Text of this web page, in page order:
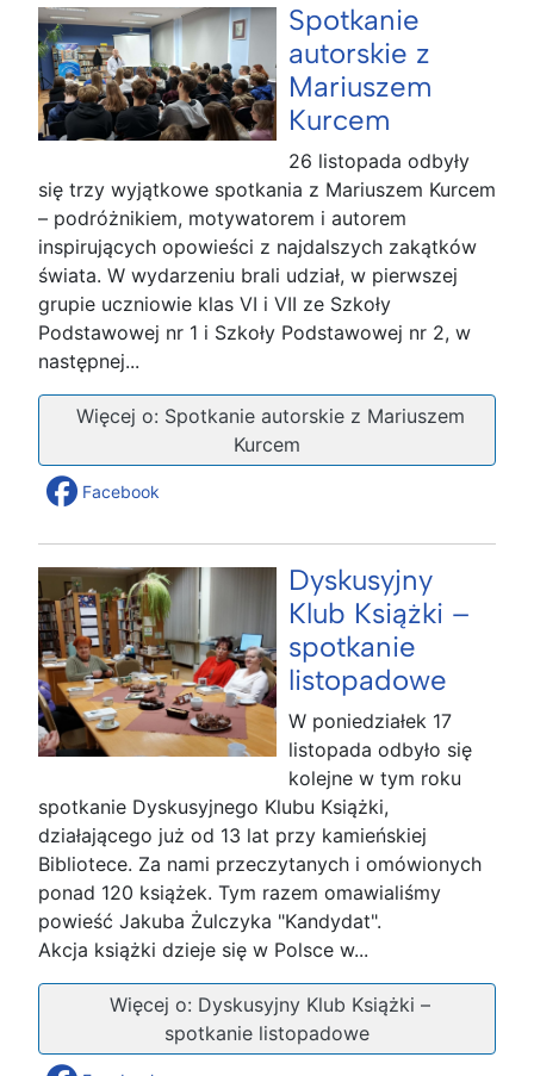
Spotkanie
autorskie z
Mariuszem
Kurcem
26 listopada odbyły
się trzy wyjątkowe spotkania z Mariuszem Kurcem
– podróżnikiem, motywatorem i autorem
inspirujących opowieści z najdalszych zakątków
świata. W wydarzeniu brali udział, w pierwszej
grupie uczniowie klas VI i VII ze Szkoły
Podstawowej nr 1 i Szkoły Podstawowej nr 2, w
następnej...
Więcej o: Spotkanie autorskie z Mariuszem
Kurcem
Facebook
Dyskusyjny
Klub Książki –
spotkanie
listopadowe
W poniedziałek 17
listopada odbyło się
kolejne w tym roku
spotkanie Dyskusyjnego Klubu Książki,
działającego już od 13 lat przy kamieńskiej
Bibliotece. Za nami przeczytanych i omówionych
ponad 120 książek. Tym razem omawialiśmy
powieść Jakuba Żulczyka "Kandydat".
Akcja książki dzieje się w Polsce w...
Więcej o: Dyskusyjny Klub Książki –
spotkanie listopadowe